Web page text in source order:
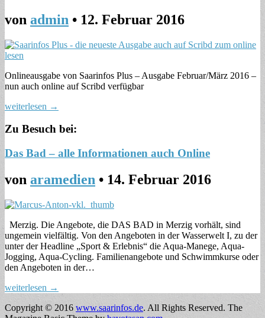
von admin • 12. Februar 2016
Onlineausgabe von Saarinfos Plus – Ausgabe Februar/März 2016 –
nun auch online auf Scribd verfügbar
weiterlesen →
Zu Besuch bei:
Das Bad – alle Informationen auch Online
von aramedien • 14. Februar 2016
Merzig. Die Angebote, die DAS BAD in Merzig vorhält, sind
ungemein vielfältig. Von den Angeboten in der Wasserwelt I, zu der
unter der Headline „Sport & Erlebnis“ die Aqua-Manege, Aqua-
Jogging, Aqua-Cycling. Familienangebote und Schwimmkurse oder
den Angeboten in der…
weiterlesen →
Copyright © 2016 www.saarinfos.de. All Rights Reserved. The